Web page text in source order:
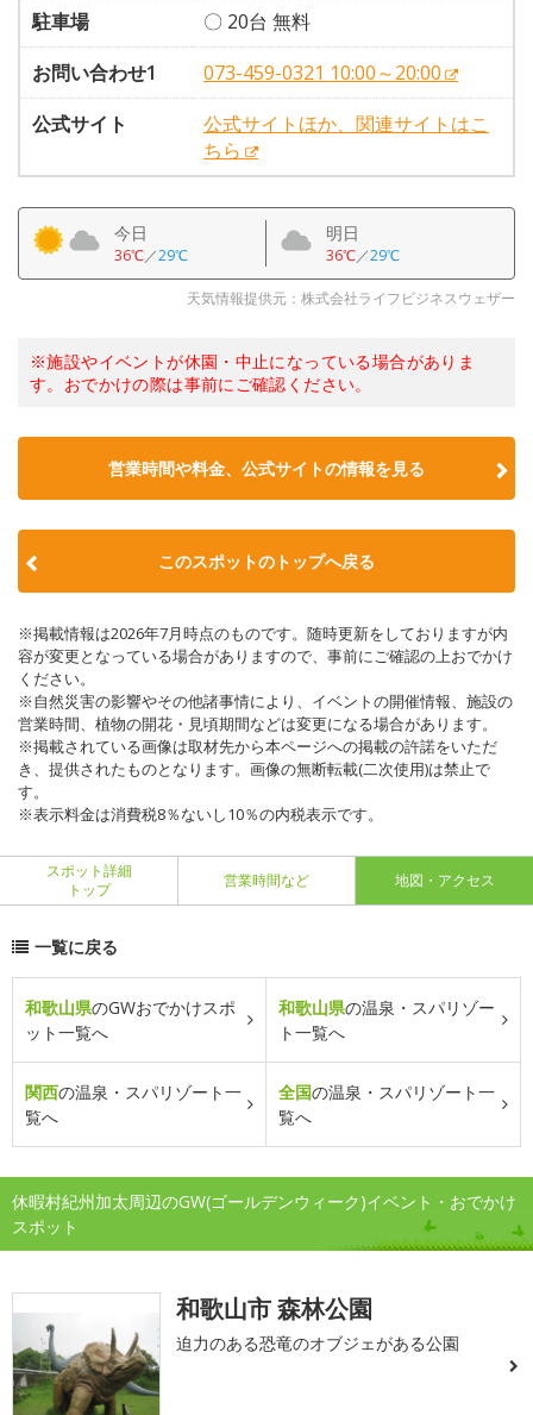
駐車場
〇 20台 無料
お問い合わせ1
073-459-0321 10:00～20:00
公式サイト
公式サイトほか、関連サイトはこ
ちら
今日
36℃／29℃
明日
36℃／29℃
天気情報提供元：株式会社ライフビジネスウェザー
※施設やイベントが休園・中止になっている場合がありま
す。おでかけの際は事前にご確認ください。
営業時間や料金、公式サイトの情報を見る
このスポットのトップへ戻る
※掲載情報は2026年7月時点のものです。随時更新をしておりますが内
容が変更となっている場合がありますので、事前にご確認の上おでかけ
ください。
※自然災害の影響やその他諸事情により、イベントの開催情報、施設の
営業時間、植物の開花・見頃期間などは変更になる場合があります。
※掲載されている画像は取材先から本ページへの掲載の許諾をいただ
き、提供されたものとなります。画像の無断転載(二次使用)は禁止で
す。
※表示料金は消費税8％ないし10％の内税表示です。
スポット詳細
トップ
営業時間など 地図・アクセス
一覧に戻る
和歌山県のGWおでかけスポ
ット一覧へ
和歌山県の温泉・スパリゾー
ト一覧へ
関西の温泉・スパリゾート一
覧へ
全国の温泉・スパリゾート一
覧へ
休暇村紀州加太周辺のGW(ゴールデンウィーク)イベント・おでかけ
スポット
和歌山市 森林公園
迫力のある恐竜のオブジェがある公園